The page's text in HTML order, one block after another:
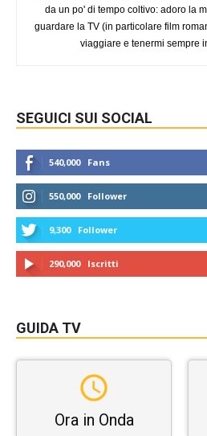
da un po' di tempo coltivo: adoro la
guardare la TV (in particolare film
viaggiare e tenermi sempre
SEGUICI SUI SOCIAL
540,000 Fans
550,000 Follower
9,300 Follower
290,000 Iscritti
GUIDA TV
Ora in Onda